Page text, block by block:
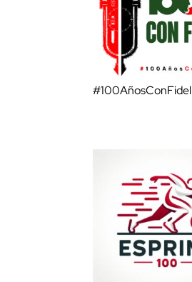
#100AñosConFidel